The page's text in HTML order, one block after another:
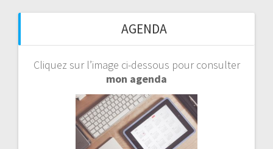
AGENDA
Cliquez sur l’image ci-dessous pour consulter
mon agenda